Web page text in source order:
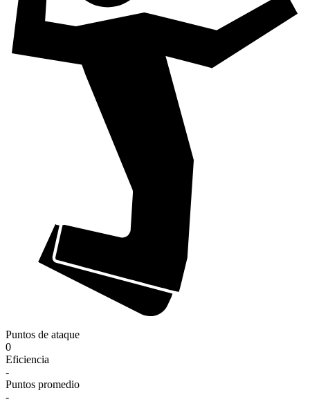
Puntos de ataque
0
Eficiencia
-
Puntos promedio
-